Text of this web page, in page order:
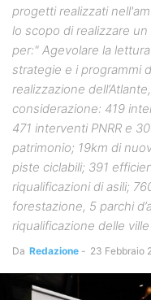
progetti realizzati
lo scopo di realizzare
per:" Agevolare la
strategie e i programmi
realizzazione
considerazione: 419
471 interventi PNRR e
patrimonio; 19km di
piste ciclabili; 391
riqualificazioni di asili;
forestazione, 5 parchi
riqualificazione delle
Da Redazione - 23 Febbraio